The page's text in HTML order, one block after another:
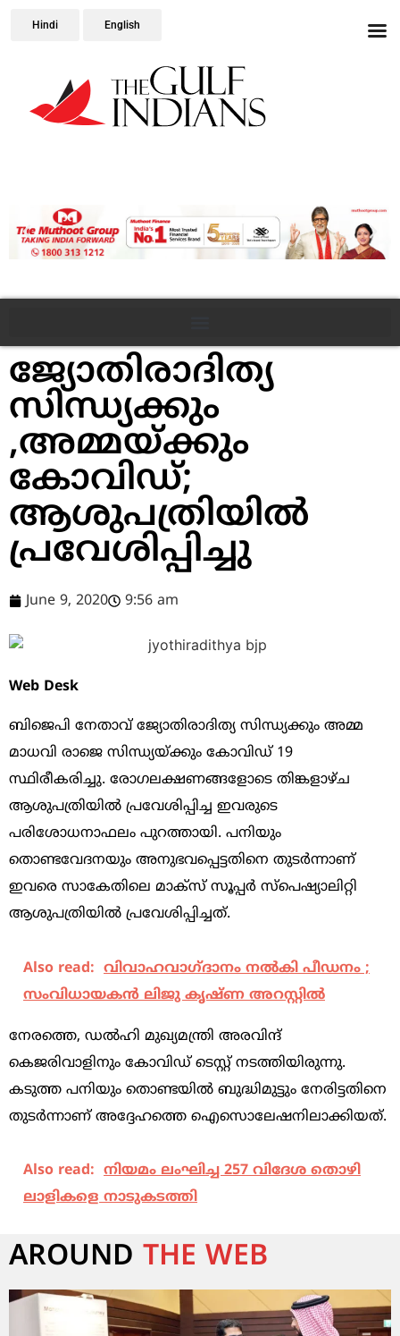
Hindi English
ജ്യോതിരാദിത്യ
സിന്ധ്യക്കും
,അമ്മയ്ക്കും
കോവിഡ്;
ആശുപത്രിയില്‍
പ്രവേശിപ്പിച്ചു
June 9, 2020 9:56 am
Web Desk
ബിജെപി നേതാവ് ജ്യോതിരാദിത്യ സിന്ധ്യക്കും അമ്മ
മാധവി രാജെ സിന്ധ്യയ്ക്കും കോവിഡ് 19
സ്ഥിരീകരിച്ചു. രോഗലക്ഷണങ്ങളോടെ തിങ്കളാഴ്ച
ആശുപത്രിയില്‍ പ്രവേശിപ്പിച്ച ഇവരുടെ
പരിശോധനാഫലം പുറത്തായി. പനിയും
തൊണ്ടവേദനയും അനുഭവപ്പെട്ടതിനെ തുടര്‍ന്നാണ്
ഇവരെ സാകേതിലെ മാക്‌സ് സൂപ്പര്‍ സ്‌പെഷ്യാലിറ്റി
ആശുപത്രിയില്‍ പ്രവേശിപ്പിച്ചത്.
Also read: വിവാഹവാഗ്ദാനം നല്‍കി പീഡനം ;
സംവിധായകന്‍ ലിജു കൃഷ്ണ അറസ്റ്റില്‍
നേരത്തെ, ഡല്‍ഹി മുഖ്യമന്ത്രി അരവിന്ദ്
കെജരിവാളിനും കോവിഡ് ടെസ്റ്റ് നടത്തിയിരുന്നു.
കടുത്ത പനിയും തൊണ്ടയില്‍ ബുദ്ധിമുട്ടും നേരിട്ടതിനെ
തുടര്‍ന്നാണ് അദ്ദേഹത്തെ ഐസൊലേഷനിലാക്കിയത്.
Also read: നി​യ​മം ലം​ഘി​ച്ച 257 വി​ദേ​ശ തൊ​ഴി​
ലാ​ളി​ക​ളെ നാ​ടു​ക​ട​ത്തി
AROUND THE WEB